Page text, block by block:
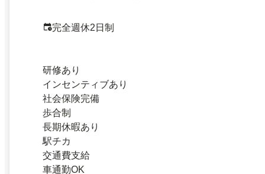
完全週休2日制
研修あり
インセンティブあり
社会保険完備
歩合制
長期休暇あり
駅チカ
交通費支給
車通勤OK